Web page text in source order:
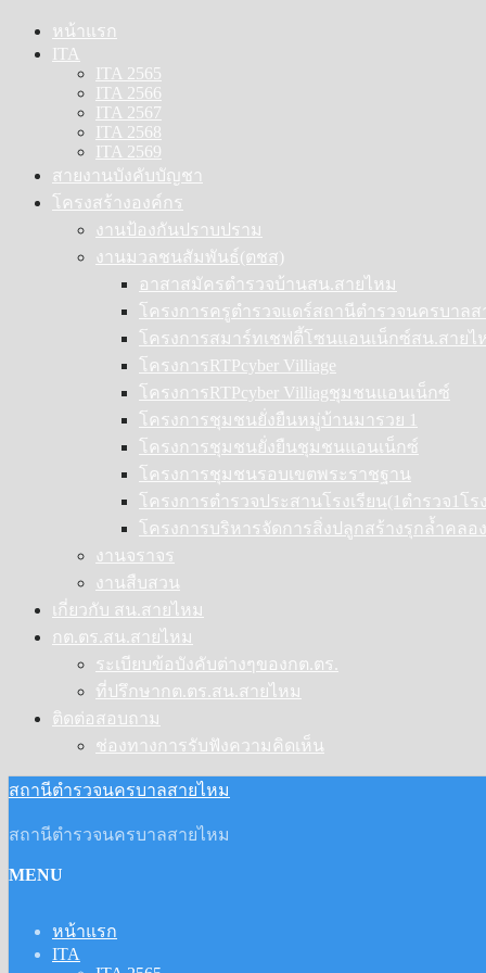
Skip
content
หน้าแรก
ITA
ITA 2565
ITA 2566
ITA 2567
ITA 2568
ITA 2569
สายงานบังคับบัญชา
โครงสร้างองค์กร
งานป้องกันปราบปราม
งานมวลชนสัมพันธ์(ตชส)
อาสาสมัครตำรวจบ้านสน.สายไหม
โครงการครูตำรวจแดร์สถานีตำรวจนครบาลส
โครงการสมาร์ทเชฟตี้โซนแอนเน็กซ์สน.สายไ
โครงการRTPcyber Villiage
โครงการRTPcyber Villiagชุมชนแอนเน็กซ์
โครงการชุมชนยั่งยืนหมู่บ้านมารวย 1
โครงการชุมชนยั่งยืนชุมชนแอนเน็กซ์
โครงการชุมชนรอบเขตพระราชฐาน
โครงการตำรวจประสานโรงเรียน(1ตำรวจ1โร
โครงการบริหารจัดการสิ่งปลูกสร้างรุกล้ำคลอ
งานจราจร
งานสืบสวน
เกี่ยวกับ สน.สายไหม
กต.ตร.สน.สายไหม
ระเบียบข้อบังคับต่างๆของกต.ตร.
ที่ปรึกษากต.ตร.สน.สายไหม
ติดต่อสอบถาม
ช่องทางการรับฟังความคิดเห็น
สถานีตำรวจนครบาลสายไหม
สถานีตำรวจนครบาลสายไหม
MENU
หน้าแรก
ITA